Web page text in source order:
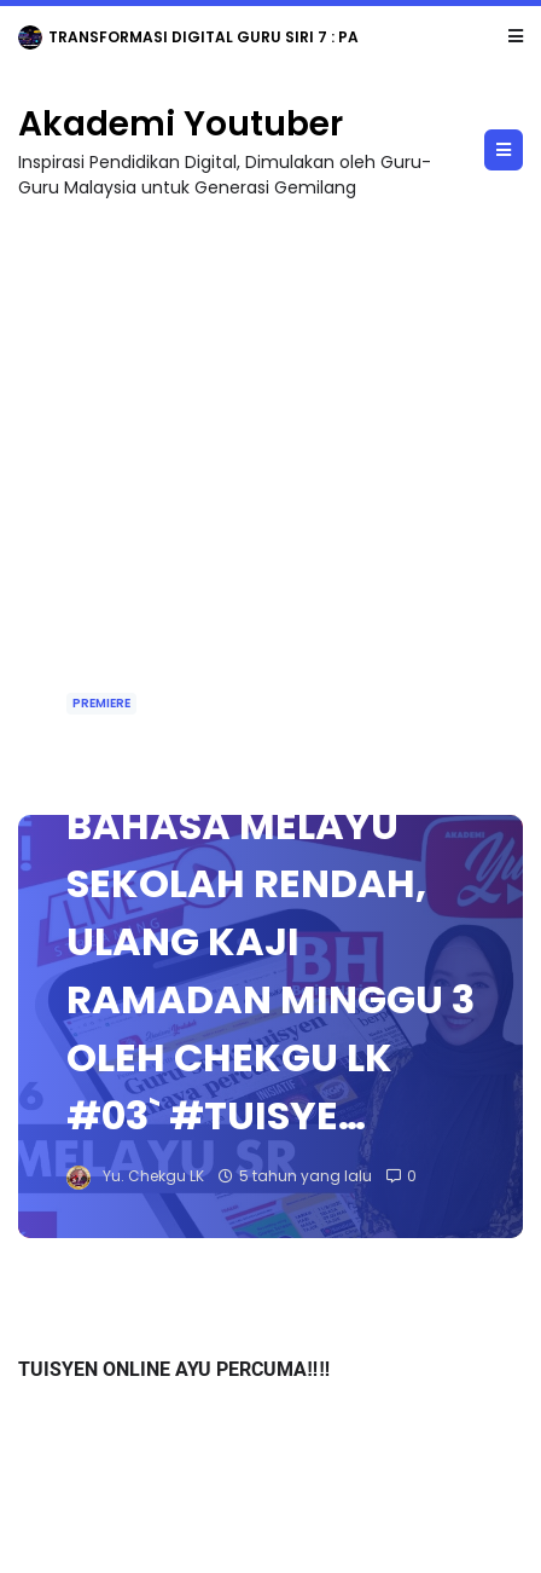
MAJLIS ANUGERAH FFK (FESTIVAL LENSA PENDIDIKAN - FLeP) 2026
Akademi Youtuber
Inspirasi Pendidikan Digital, Dimulakan oleh Guru-
Guru Malaysia untuk Generasi Gemilang
PREMIERE
BAHASA MELAYU
SEKOLAH RENDAH,
ULANG KAJI
RAMADAN MINGGU 3
OLEH CHEKGU LK
#03` #TUISYE…
Yu. Chekgu LK 5 tahun yang lalu 0
TUISYEN ONLINE AYU PERCUMA‼️‼️